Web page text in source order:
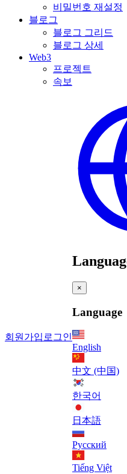
비밀번호 재설정
블로그
블로그 그리드
블로그 상세
Web3
프로젝트
속보
회원가입 로그인
×
Language
English
中文 (中国)
한국어
日本語
Русский
Tiếng Việt